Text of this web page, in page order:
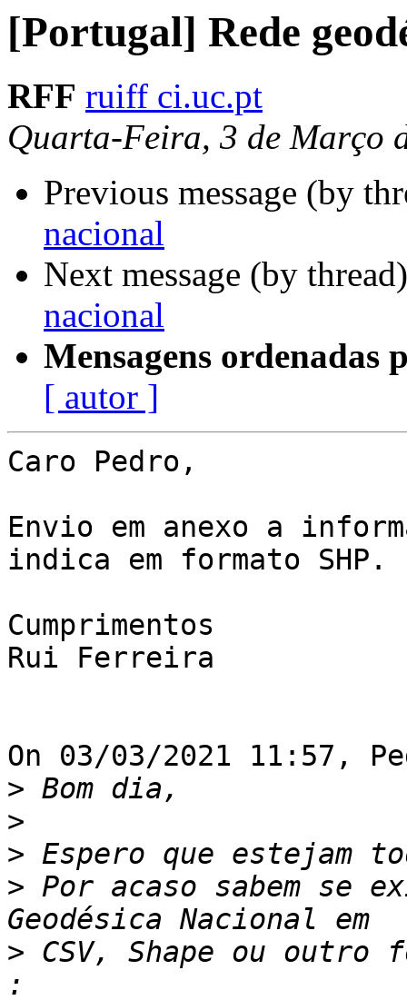
[Portugal] Rede
RFF ruiff ci.uc.pt
Quarta-Feira, 3 de Março
Previous message (by
nacional
Next message (by
nacional
Mensagens ordenadas
[ autor ]
Caro Pedro,
Envio em anexo a
indica em formato SHP.
Cumprimentos
Rui Ferreira
On 03/03/2021 11:57,
>
>
>
> Por acaso sabem se
> CSV, Shape ou outro